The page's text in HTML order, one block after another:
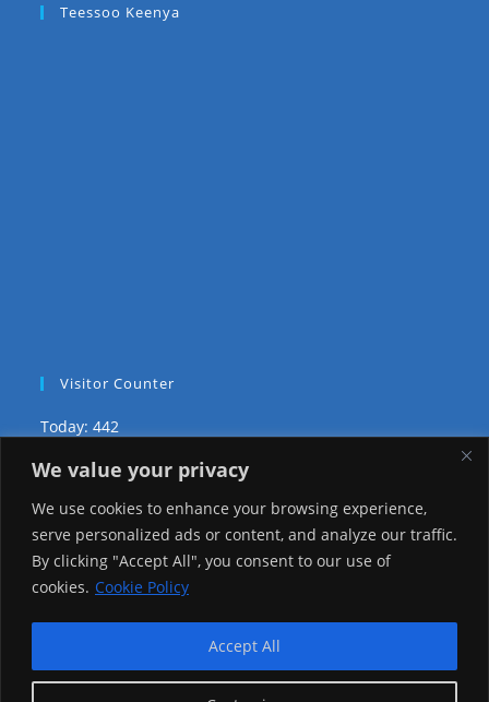
We value your privacy
We use cookies to enhance your browsing experience,
serve personalized ads or content, and analyze our traffic.
By clicking "Accept All", you consent to our use of
cookies. Cookie Policy
Accept All
Teessoo Keenya
Visitor Counter
Today: 442
Yesterday: 2148
This Week: 19399
This Month: 68672